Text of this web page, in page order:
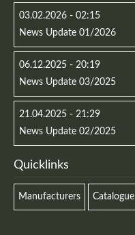
03.02.2026 - 02:15
News Update 01/2026
06.12.2025 - 20:19
News Update 03/2025
21.04.2025 - 21:29
News Update 02/2025
Quicklinks
Manufacturers Catalogue